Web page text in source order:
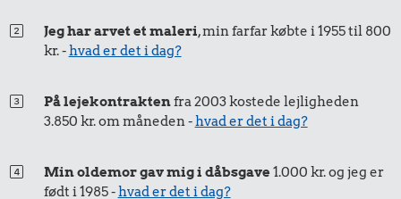
Jeg har arvet et maleri, min farfar købte i 1955 til 800
kr. -hvad er det i dag?
På lejekontraktenfra 2003 kostede lejligheden
3.850 kr. om måneden -hvad er det i dag?
Min oldemor gav mig i dåbsgave1.000 kr. og jeg er
født i 1985 -hvad er det i dag?